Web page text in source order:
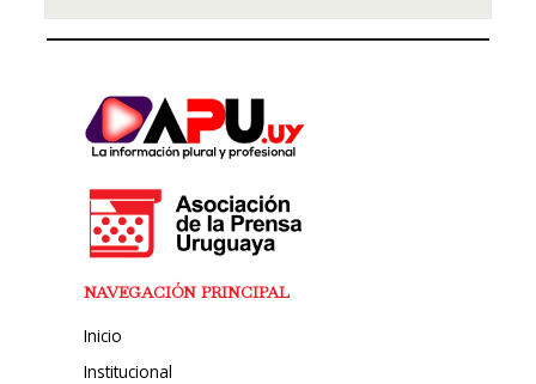
NAVEGACIÓN PRINCIPAL
Inicio
Institucional